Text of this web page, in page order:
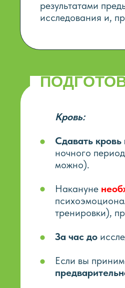
результатами
исследования и,
Кровь:
Сдавать
ночного
можно).
Накануне
тренировки),
За час до
Если вы